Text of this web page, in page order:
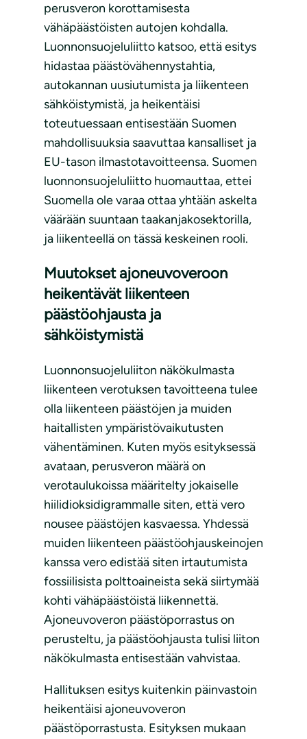
perusveron korottamisesta
vähäpäästöisten autojen kohdalla.
Luonnonsuojeluliitto katsoo, että esitys
hidastaa päästövähennystahtia,
autokannan uusiutumista ja liikenteen
sähköistymistä, ja heikentäisi
toteutuessaan entisestään Suomen
mahdollisuuksia saavuttaa kansalliset ja
EU-tason ilmastotavoitteensa. Suomen
luonnonsuojeluliitto huomauttaa, ettei
Suomella ole varaa ottaa yhtään askelta
väärään suuntaan taakanjakosektorilla,
ja liikenteellä on tässä keskeinen rooli.
Muutokset ajoneuvoveroon
heikentävät liikenteen
päästöohjausta ja
sähköistymistä
Luonnonsuojeluliiton näkökulmasta
liikenteen verotuksen tavoitteena tulee
olla liikenteen päästöjen ja muiden
haitallisten ympäristövaikutusten
vähentäminen. Kuten myös esityksessä
avataan, perusveron määrä on
verotaulukoissa määritelty jokaiselle
hiilidioksidigrammalle siten, että vero
nousee päästöjen kasvaessa. Yhdessä
muiden liikenteen päästöohjauskeinojen
kanssa vero edistää siten irtautumista
fossiilisista polttoaineista sekä siirtymää
kohti vähäpäästöistä liikennettä.
Ajoneuvoveron päästöporrastus on
perusteltu, ja päästöohjausta tulisi liiton
näkökulmasta entisestään vahvistaa.
Hallituksen esitys kuitenkin päinvastoin
heikentäisi ajoneuvoveron
päästöporrastusta. Esityksen mukaan